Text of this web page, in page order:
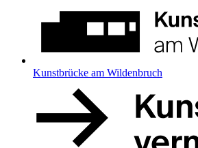
Kunstbrücke am Wildenbruch